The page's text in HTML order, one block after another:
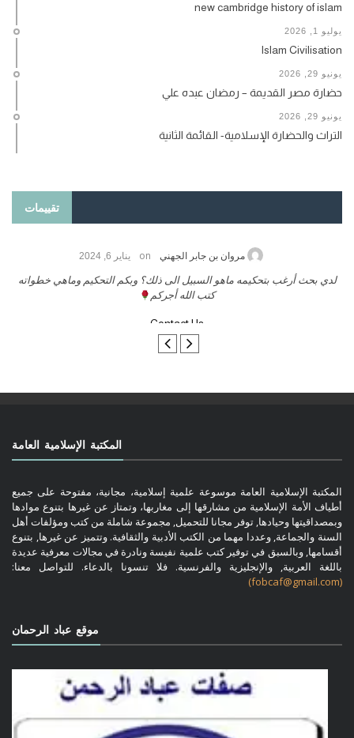
new cambridge history of islam
يوليو 1, 2026
Islam Civilisation
يونيو 29, 2026
حضارة مصر القديمة – رمضان عبده علي
يونيو 29, 2026
التراث والحضارة الإسلامية- القائمة الثانية
تقييمات
حامد الزريقي on يناير 25, 2026
السلام عليكم ورحمة الله وبركاتة أرغب بنشر كتابي معكم
المكتبة الإسلامية العامة
المكتبة الإسلامية العامة موسوعة علمية إسلامية، مجانية، مفتوحة على جميع
أطياف الأمة الإسلامية من مشارقها إلى مغاربها، وتمتاز عن غيرها بتنوع موادها
وبمصداقيتها وحيادها, توفر مجانا للتحميل, مجموعة شاملة من كتب ومؤلفات أهل
السنة والجماعة, وعددا مهما من الكتب الأدبية والثقافية. وتتميز عن غيرها, بتنوع
أقسامها, وبالسبق في توفير كتب علمية نفيسة ونادرة في مجالات معرفية عديدة
باللغة العربية, والإنجليزية والفرنسية. فلا تنسونا بالدعاء. للتواصل معنا:
(fobcaf@gmail.com)
موقع عباد الرحمان